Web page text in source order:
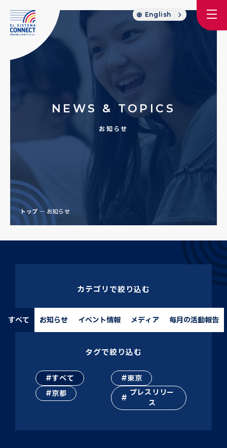
English
NEWS & TOPICS
お知らせ
トップ お知らせ
カテゴリで絞り込む
すべて お知らせ イベント情報 メディア 毎月の活動報告
タグで絞り込む
すべて
東京
京都
プレスリリー
ス